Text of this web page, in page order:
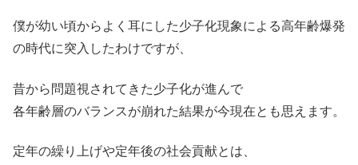
僕が幼い頃からよく耳にした少子化現象による高年齢爆発
の時代に突入したわけですが、
昔から問題視されてきた少子化が進んで
各年齢層のバランスが崩れた結果が今現在とも思えます。
定年の繰り上げや定年後の社会貢献とは、